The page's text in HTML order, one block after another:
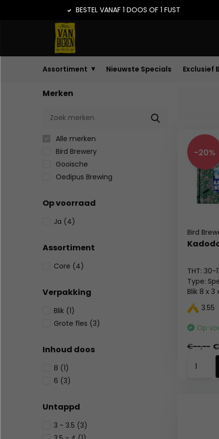
BESTEL VANAF 1 DOOS OF 1 FUST
Assortiment Nieuwste Specials Exclusief
Merken
Alle merken
Bird Brewery
Gooische
Oedipus Brewing
Op voorraad
Ja (4)
Assortiment
Core (4)
Verpakking
Blik (1)
Grote fles (3)
Inhoud doos
8 (1)
6 (3)
Untappd
3 - 3.5 (3)
-20%
Bird
THT: 30-
Type:
Blik 8 x 3
Alc %: 6,00
3.55
Op
€--,--